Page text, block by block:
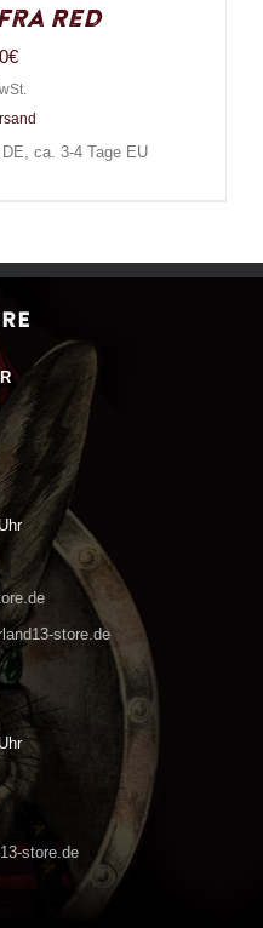
Red
€
ca. 3-4 Tage EU
store.de
store.de